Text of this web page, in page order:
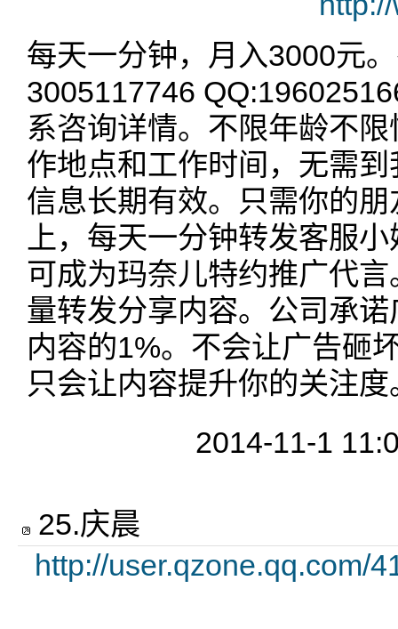
每天一分钟，月入3000元
3005117746
系咨询详情。不限年龄不
作地点和工作时间，无需
信息长期有效。只需你的
上，每天一分钟转发客服
可成为玛奈儿特约推广代
量转发分享内容。公司承
内容的1%。不会让广告砸
只会让内容提升你的关注度
2014-11-1
25.庆晨
http://user.qzone.qq.com/